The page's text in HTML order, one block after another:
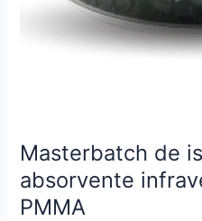
Masterbatch de
absorvente
PMMA